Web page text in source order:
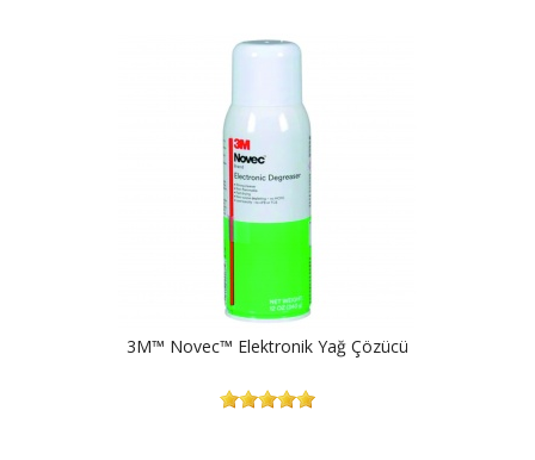
3M™ Novec™ Elektronik Yağ Çözücü